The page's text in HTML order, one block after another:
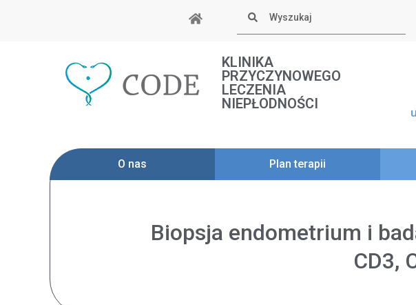
KLINIKA
PRZYCZYNOWEGO
LECZENIA
NIEPŁODNOŚCI
O nas Plan terapii
Biopsja endometrium i
CD3,